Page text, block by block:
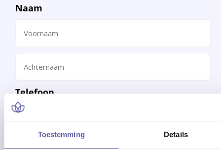
Toestemming Details